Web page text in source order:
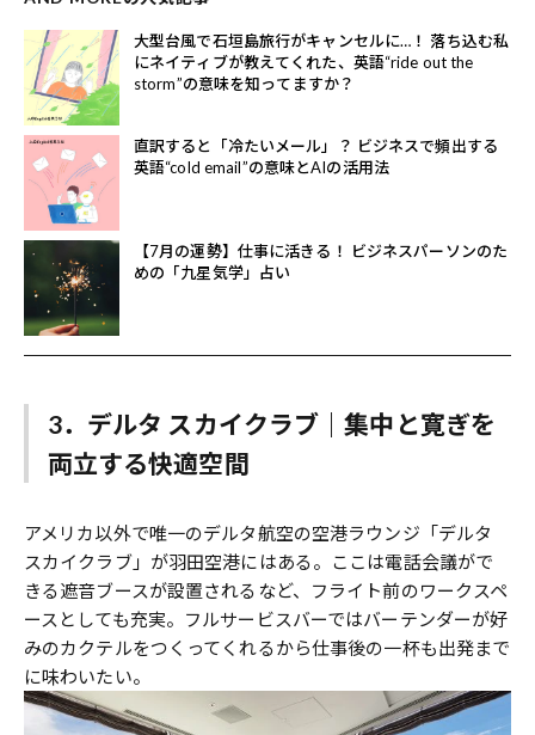
大型台風で石垣島旅行がキャンセルに…！ 落ち込む私
にネイティブが教えてくれた、英語“ride out the
storm”の意味を知ってますか？
直訳すると「冷たいメール」？ ビジネスで頻出する
英語“cold email”の意味とAIの活用法
【7月の運勢】仕事に活きる！ ビジネスパーソンのた
めの「九星気学」占い
3．デルタ スカイクラブ｜集中と寛ぎを
両立する快適空間
アメリカ以外で唯一のデルタ航空の空港ラウンジ「デルタ
スカイクラブ」が羽田空港にはある。ここは電話会議がで
きる遮音ブースが設置されるなど、フライト前のワークスペ
ースとしても充実。フルサービスバーではバーテンダーが好
みのカクテルをつくってくれるから仕事後の一杯も出発まで
に味わいたい。